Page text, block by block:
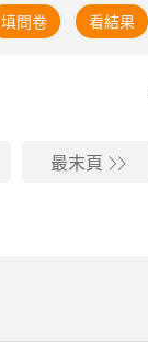
填問卷 看結果
最末頁